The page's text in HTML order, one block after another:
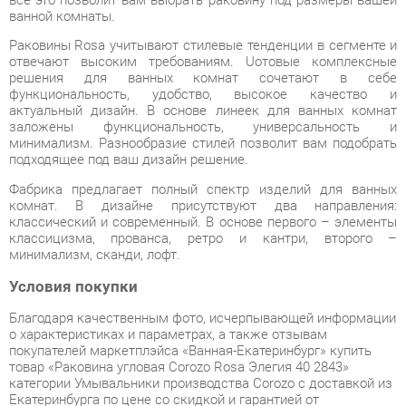
отвечают высоким требованиям. Uотовые комплексные
решения для ванных комнат сочетают в себе
функциональность, удобство, высокое качество и
актуальный дизайн. В основе линеек для ванных комнат
заложены функциональность, универсальность и
минимализм. Разнообразие стилей позволит вам подобрать
подходящее под ваш дизайн решение.
Фабрика предлагает полный спектр изделий для ванных
комнат. В дизайне присутствуют два направления:
классический и современный. В основе первого – элементы
классицизма, прованса, ретро и кантри, второго –
минимализм, сканди, лофт.
Условия покупки
Благодаря качественным фото, исчерпывающей информации
покупателей маркетплэйса «Ванная-Екатеринбург» купить
категории Умывальники производства Corozo с доставкой из
Екатеринбурга по цене со скидкой и гарантией от
производителя не составит труда.
Мы отправляем заказы в доставку ежедневно. Товары из
ассортимента в наличии на складе в Екатеринбурге вы